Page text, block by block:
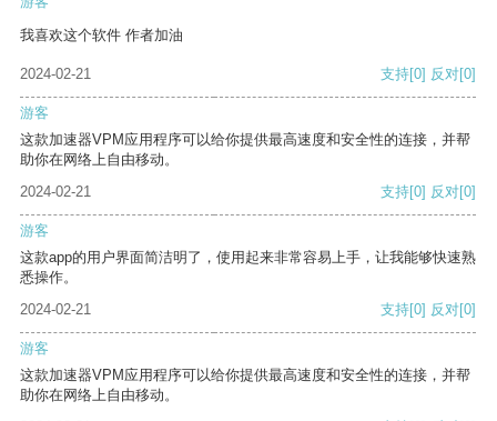
我喜欢这个软件 作者加油
2024-02-21 支持[0] 反对[0]
游客
这款加速器VPM应用程序可以给你提供最高速度和安全性的连接，并帮
助你在网络上自由移动。
2024-02-21
支持[0] 反对[0]
游客
这款app的用户界面简洁明了，使用起来非常容易上手，让我能够快速熟
悉操作。
2024-02-21
支持[0] 反对[0]
游客
这款加速器VPM应用程序可以给你提供最高速度和安全性的连接，并帮
助你在网络上自由移动。